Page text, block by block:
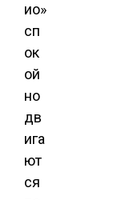
ио»
сп
ок
ой
но
дв
ига
ют
ся